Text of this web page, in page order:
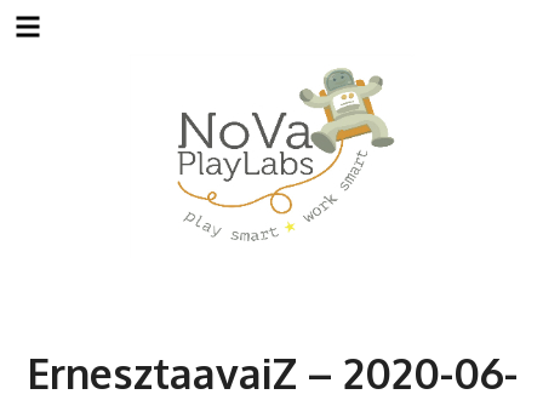
ErnesztaavaiZ – 2020-06-